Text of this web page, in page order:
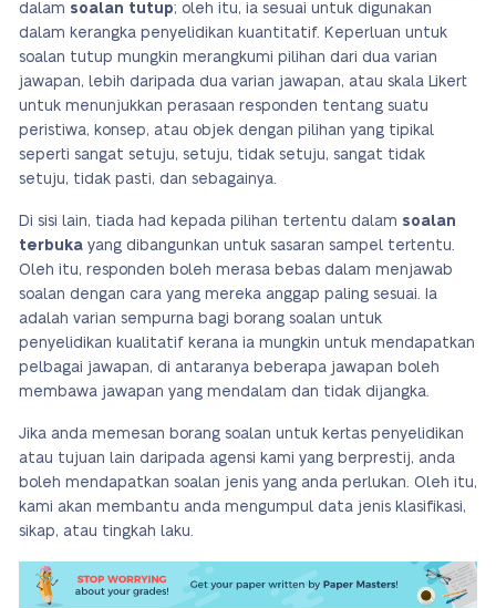
dalam soalan tutup; oleh itu, ia sesuai untuk digunakan
dalam kerangka penyelidikan kuantitatif. Keperluan untuk
soalan tutup mungkin merangkumi pilihan dari dua varian
jawapan, lebih daripada dua varian jawapan, atau skala Likert
untuk menunjukkan perasaan responden tentang suatu
peristiwa, konsep, atau objek dengan pilihan yang tipikal
seperti sangat setuju, setuju, tidak setuju, sangat tidak
setuju, tidak pasti, dan sebagainya.
Di sisi lain, tiada had kepada pilihan tertentu dalam soalan
terbuka yang dibangunkan untuk sasaran sampel tertentu.
Oleh itu, responden boleh merasa bebas dalam menjawab
soalan dengan cara yang mereka anggap paling sesuai. Ia
adalah varian sempurna bagi borang soalan untuk
penyelidikan kualitatif kerana ia mungkin untuk mendapatkan
pelbagai jawapan, di antaranya beberapa jawapan boleh
membawa jawapan yang mendalam dan tidak dijangka.
Jika anda memesan borang soalan untuk kertas penyelidikan
atau tujuan lain daripada agensi kami yang berprestij, anda
boleh mendapatkan soalan jenis yang anda perlukan. Oleh itu,
kami akan membantu anda mengumpul data jenis klasifikasi,
sikap, atau tingkah laku.